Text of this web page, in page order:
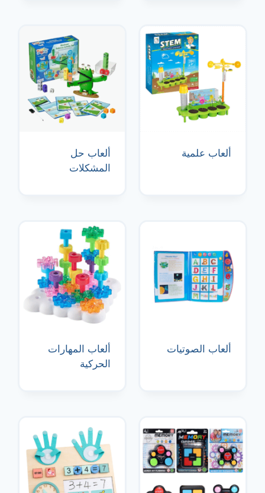
ألعاب علمية
ألعاب حل
المشكلات
ألعاب الصوتيات
ألعاب المهارات
الحركية